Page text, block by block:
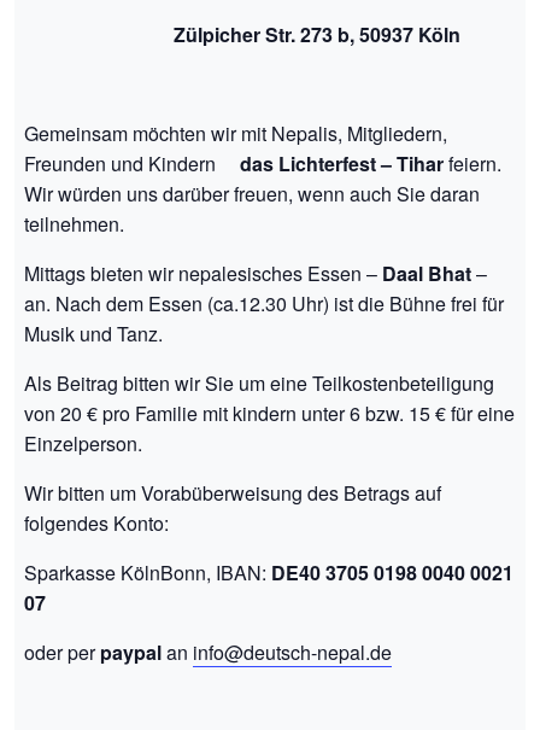
Zülpicher Str. 273 b, 50937 Köln
Gemeinsam möchten wir mit Nepalis, Mitgliedern,
Freunden und Kindern das Lichterfest – Tiharfeiern.
Wir würden uns darüber freuen, wenn auch Sie daran
teilnehmen.
Mittags bieten wir nepalesisches Essen – Daal Bhat–
an. Nach dem Essen (ca.12.30 Uhr) ist die Bühne frei für
Musik und Tanz.
Als Beitrag bitten wir Sie um eine Teilkostenbeteiligung
von 20 € pro Familie mit kindern unter 6 bzw. 15 € für eine
Einzelperson.
Wir bitten um Vorabüberweisung des Betrags auf
folgendes Konto:
Sparkasse KölnBonn, IBAN: DE40 3705 0198 0040 0021
07
oder perpaypalan info@deutsch-nepal.de